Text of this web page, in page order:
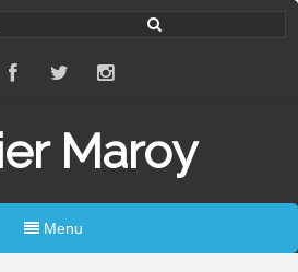
Maroy
Menu